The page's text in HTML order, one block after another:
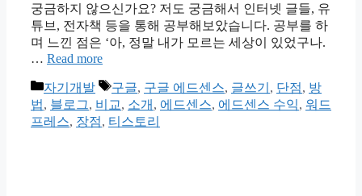
궁금하지 않으신가요? 저도 궁금해서 인터넷 글들, 유
튜브, 전자책 등을 통해 공부해보았습니다. 공부를 하
며 느낀 점은 ‘아, 정말 내가 모르는 세상이 있었구나.
… Read more
카
테
고
자기개발
태
그
구글, 구글 에드센스, 글쓰기 , 단점, 방
법, 블로그, 비교, 소개 , 에드센스, 에드센스 수익, 워드
프레스, 장점, 티스토리